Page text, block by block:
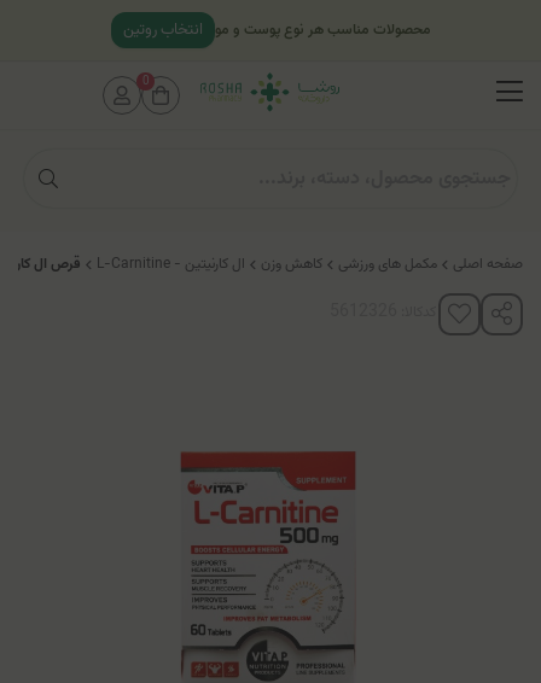
صفحه اصلی مکمل های ورزشی کاهش وزن ال کارنیتین - L-Carnitine قرص ال کارنیتین 500 میلی
محصولات مناسب هر نوع پوست و مو انتخاب روتین
0